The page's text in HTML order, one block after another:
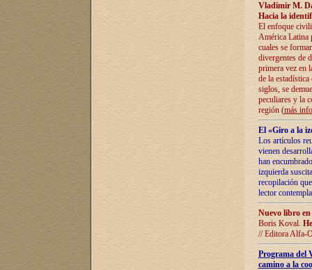
Vladímir M.
Hacia la
El enfoque
América Latina
cuales se
divergentes de
primera vez en
de la
siglos, se
peculiares y la
región (más
El «Giro a la
Los artículos
vienen
han
izquierda
recopilación
lector
Nuevo libro
Boris Koval.
// Editora Alfa-
Programa del
camino a la